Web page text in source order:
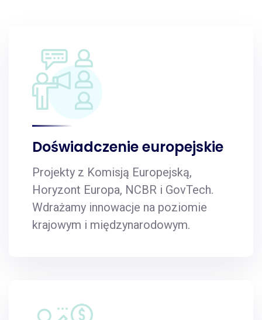
Doświadczenie europejskie
Projekty z Komisją Europejską,
Horyzont Europa, NCBR i GovTech.
Wdrażamy innowacje na poziomie
krajowym i międzynarodowym.